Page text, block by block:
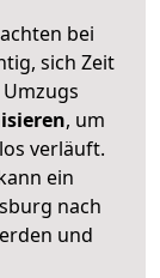
bei
sich Zeit
, um
verläuft.
ein
nach
und